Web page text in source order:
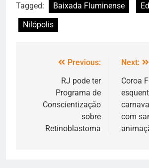
Tagged: Baixada Fluminense
Nilópolis
Previous:
RJ pode ter
Programa de
Conscientização
sobre
Retinoblastoma
Next:
Coroa
com